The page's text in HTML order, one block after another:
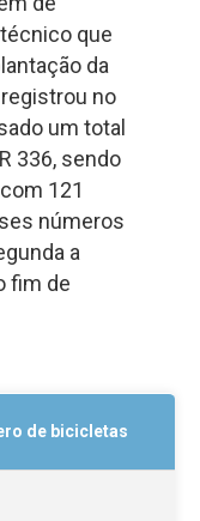
que
da
no
um total
336, sendo
121
números
a
fim de
de bicicletas